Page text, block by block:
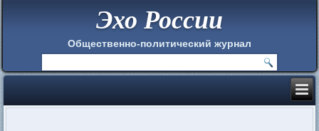
Эхо России
Общественно-политический журнал